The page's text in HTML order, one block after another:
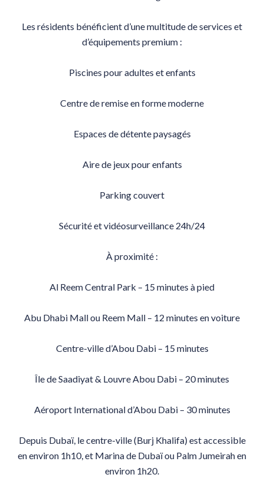
Les résidents bénéficient d’une multitude de services et
d’équipements premium :
Piscines pour adultes et enfants
Centre de remise en forme moderne
Espaces de détente paysagés
Aire de jeux pour enfants
Parking couvert
Sécurité et vidéosurveillance 24h/24
À proximité :
Al Reem Central Park – 15 minutes à pied
Abu Dhabi Mall ou Reem Mall – 12 minutes en voiture
Centre-ville d’Abou Dabi – 15 minutes
Île de Saadiyat & Louvre Abou Dabi – 20 minutes
Aéroport International d’Abou Dabi – 30 minutes
Depuis Dubaï, le centre-ville (Burj Khalifa) est accessible
en environ 1h10, et Marina de Dubaï ou Palm Jumeirah en
environ 1h20.